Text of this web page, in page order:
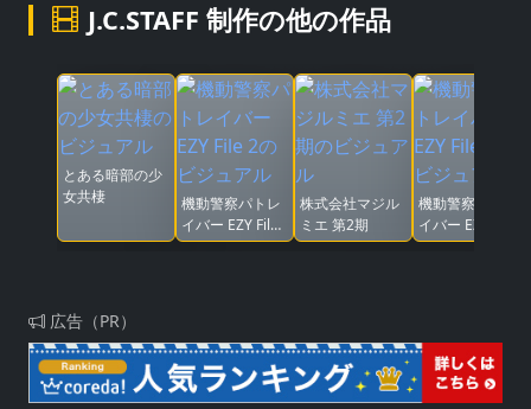
J.C.STAFF 制作の他の作品
とある暗部の少
女共棲
機動警察パトレ
イバー EZY File
2
株式会社マジル
ミエ 第2期
機動警察パトレ
イバー EZY File
1
広告（PR）